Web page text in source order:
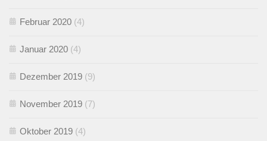
Februar 2020 (4)
Januar 2020 (4)
Dezember 2019 (9)
November 2019 (7)
Oktober 2019 (4)